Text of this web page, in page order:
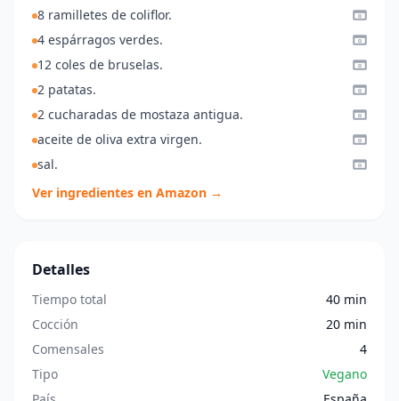
8 ramilletes de coliflor.
4 espárragos verdes.
12 coles de bruselas.
2 patatas.
2 cucharadas de mostaza antigua.
aceite de oliva extra virgen.
sal.
Ver ingredientes en Amazon →
Detalles
Tiempo total
40 min
Cocción
20 min
Comensales
4
Tipo
Vegano